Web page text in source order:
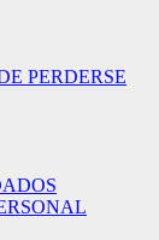
PERDERSE